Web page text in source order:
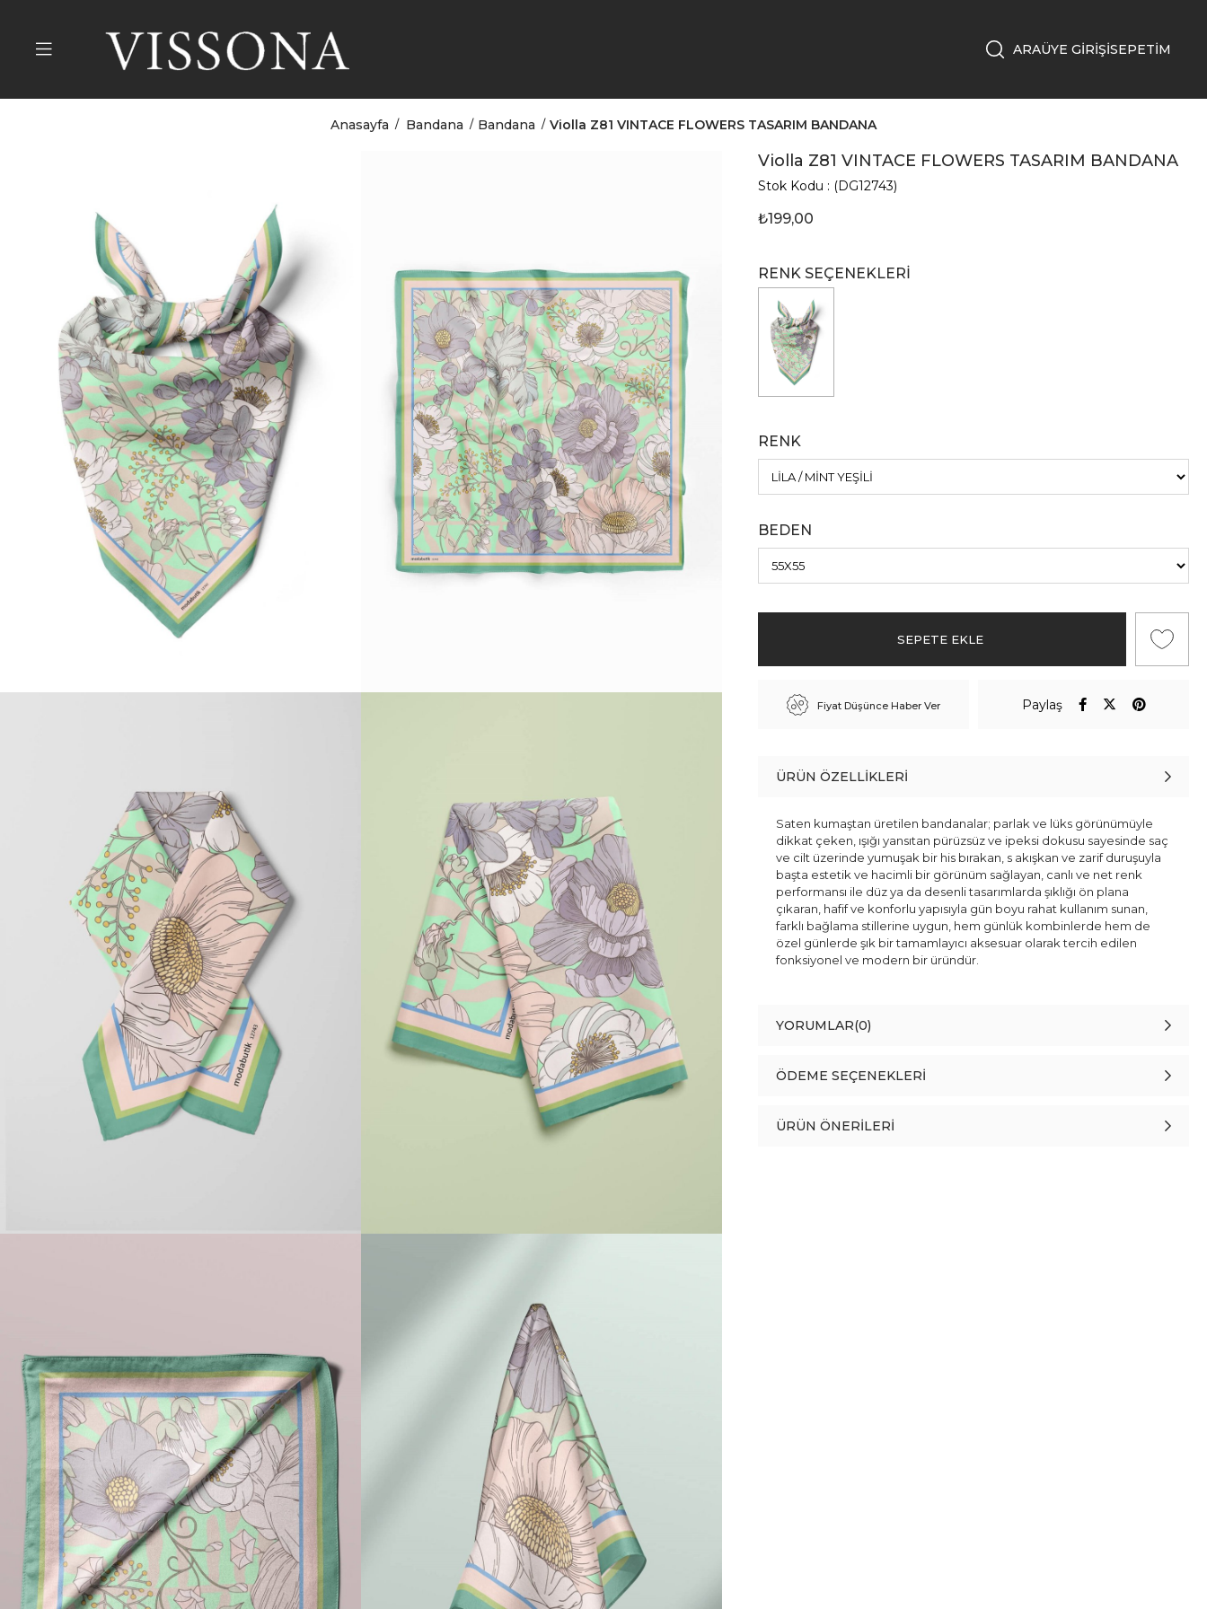
ÜYE GIRIŞISEPETIM
Anasayfa Bandana Bandana Violla Z81 VINTACE FLOWERS TASARIM BANDANA
Violla Z81 VINTACE FLOWERS TASARIM BANDANA
Stok Kodu (DG12743)
₺199,00
RENK SEÇENEKLERI
RENK
BEDEN
Fiyat Düşünce Haber Ver Paylaş
ÜRÜN ÖZELLIKLERI
Saten kumaştan üretilen bandanalar; parlak ve lüks görünümüyle
dikkat çeken, ışığı yansıtan pürüzsüz ve ipeksi dokusu sayesinde saç
ve cilt üzerinde yumuşak bir his bırakan, s akışkan ve zarif duruşuyla
başta estetik ve hacimli bir görünüm sağlayan, canlı ve net renk
performansı ile düz ya da desenli tasarımlarda şıklığı ön plana
çıkaran, hafif ve konforlu yapısıyla gün boyu rahat kullanım sunan,
farklı bağlama stillerine uygun, hem günlük kombinlerde hem de
özel günlerde şık bir tamamlayıcı aksesuar olarak tercih edilen
fonksiyonel ve modern bir üründür.
YORUMLAR(0)
ÖDEME SEÇENEKLERI
ÜRÜN ÖNERILERI